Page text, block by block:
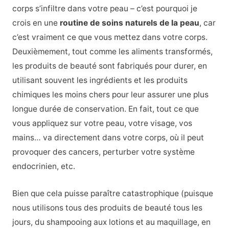
corps s’infiltre dans votre peau – c’est pourquoi je
crois en une routine de soins naturels de la peau, car
c’est vraiment ce que vous mettez dans votre corps.
Deuxièmement, tout comme les aliments transformés,
les produits de beauté sont fabriqués pour durer, en
utilisant souvent les ingrédients et les produits
chimiques les moins chers pour leur assurer une plus
longue durée de conservation. En fait, tout ce que
vous appliquez sur votre peau, votre visage, vos
mains… va directement dans votre corps, où il peut
provoquer des cancers, perturber votre système
endocrinien, etc.
Bien que cela puisse paraître catastrophique (puisque
nous utilisons tous des produits de beauté tous les
jours, du shampooing aux lotions et au maquillage, en